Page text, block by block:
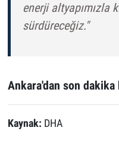
enerji altyapımızla
sürdüreceğiz."
Ankara'dan son
Kaynak: DHA